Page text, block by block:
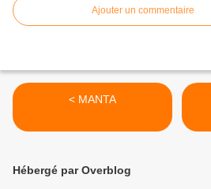
Ajouter un commentaire
< MANTA
Hébergé par Overblog